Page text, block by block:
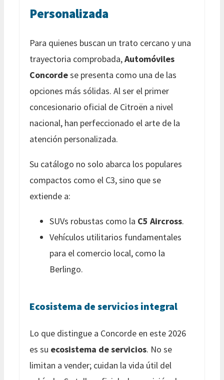
Personalizada
Para quienes buscan un trato cercano y una
trayectoria comprobada,Automóviles
Concordese presenta como una de las
opciones más sólidas. Al ser el primer
concesionario oficial de Citroën a nivel
nacional, han perfeccionado el arte de la
atención personalizada.
Su catálogo no solo abarca los populares
compactos como el C3, sino que se
extiende a:
SUVs robustas como la C5 Aircross.
Vehículos utilitarios fundamentales
para el comercio local, como la
Berlingo.
Ecosistema de servicios integral
Lo que distingue a Concorde en este 2026
es su ecosistema de servicios. No se
limitan a vender; cuidan la vida útil del